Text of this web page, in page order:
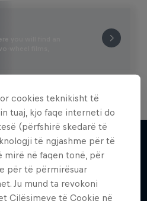
you will find an
wheel films,
cookies teknikisht të
tuaj, kjo faqe interneti do
(përfshirë skedarë të
të ngjashme për të
mirë në faqen tonë, për
për të përmirësuar
Ju mund ta revokoni
Cilësimeve të Cookie në